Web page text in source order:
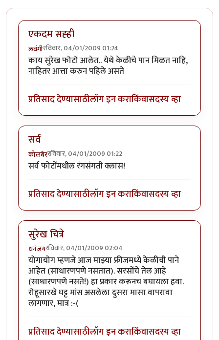
एकदम सह्ही
लवंगीरविवार, 04/01/2009 01:24
काय सुरेख फोटो आलेत.. येथे केळीचे पान मिळत नाहि,
नाहितर आत्ता करुन पहिले असते
प्रतिसाद देण्यासाठीलॉग इन कराकिंवासदस्य व्हा
सर्व
कोलबेररविवार, 04/01/2009 01:22
सर्व फोटोंमधील रंगसंगती क्लास!
प्रतिसाद देण्यासाठीलॉग इन कराकिंवासदस्य व्हा
सुरेख चित्रे
धनंजयरविवार, 04/01/2009 02:04
योगायोग म्हणजे आज माझ्या फ्रीजमध्ये केळीची पाने
आहेत (साधारणपणे नसतात). सरसोंचे तेल आहे
(साधारणपणे नसते!) हा प्रकार करूनच बघायला हवा.
रोहूसारखे घट्ट मांस असलेला दुसरा मासा वापरावा
लागणार, मात्र :-(
प्रतिसाद देण्यासाठीलॉग इन कराकिंवासदस्य व्हा